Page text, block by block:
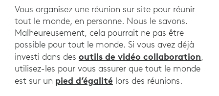
Vous organisez une réunion sur site pour réunir
tout le monde, en personne. Nous le savons.
Malheureusement, cela pourrait ne pas être
possible pour tout le monde. Si vous avez déjà
investi dans des outils de vidéo collaboration,
utilisez-les pour vous assurer que tout le monde
est sur un pied d’égalité lors des réunions.